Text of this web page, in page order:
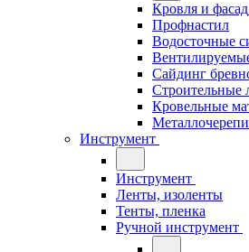
Кровля и фасад
Профнастил
Водосточные
Сайдинг
Строительные
Кровельные
Инструмент
Инструмент
Ленты, изоленты
Тенты, пленка
Ручной инструмент